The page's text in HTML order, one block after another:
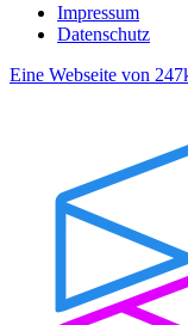
Impressum
Datenschutz
Eine Webseite von